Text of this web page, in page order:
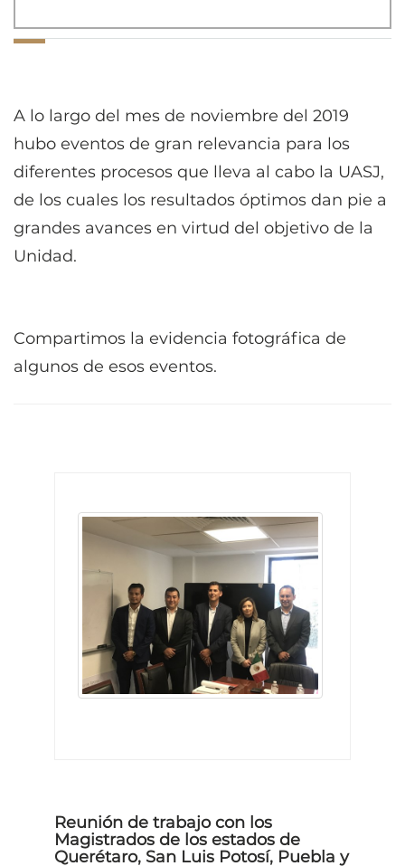
A lo largo del mes de noviembre del 2019
hubo eventos de gran relevancia para los
diferentes procesos que lleva al cabo la UASJ,
de los cuales los resultados óptimos dan pie a
grandes avances en virtud del objetivo de la
Unidad.
Compartimos la evidencia fotográfica de
algunos de esos eventos.
Reunión de trabajo con los
Magistrados de los estados de
Querétaro, San Luis Potosí, Puebla y